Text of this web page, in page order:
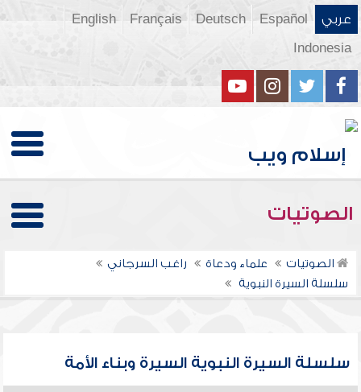
عربي Español
Deutsch
Français
English
Indonesia
الصوتيات
الصوتيات علماء ودعاة
راغب السرجاني
سلسلة السيرة النبوية
سلسلة السيرة النبوية السيرة وبناء الأمة